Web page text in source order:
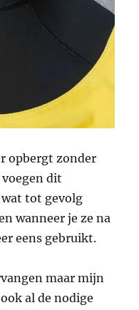
opbergt zonder
dit
tot gevolg
wanneer je ze na
eens gebruikt.
maar mijn
al de nodige